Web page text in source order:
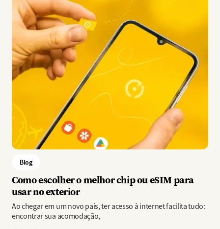
Blog
Como escolher o melhor chip ou eSIM para
usar no exterior
Ao chegar em um novo país, ter acesso à internet facilita tudo:
encontrar sua acomodação,